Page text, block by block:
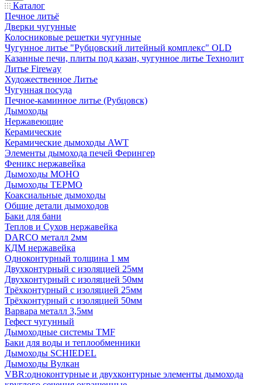
Каталог
Печное литьё
Дверки чугунные
Колосниковые решетки чугунные
Чугунное литье "Рубцовский литейный комплекс" OLD
Казанные печи, плиты под казан, чугунное литье Технолит
Литье Fireway
Художественное Литье
Чугунная посуда
Печное-каминное литье (Рубцовск)
Дымоходы
Нержавеющие
Керамические
Керамические дымоходы AWT
Элементы дымохода печей Ферингер
Феникс нержавейка
Дымоходы МОНО
Дымоходы ТЕРМО
Коаксиальные дымоходы
Общие детали дымоходов
Баки для бани
Теплов и Сухов нержавейка
DARCO металл 2мм
КДМ нержавейка
Одноконтурный толщина 1 мм
Двухконтурный с изоляцией 25мм
Двухконтурный с изоляцией 50мм
Трёхконтурный с изоляцией 25мм
Трёхконтурный с изоляцией 50мм
Варвара металл 3,5мм
Гефест чугунный
Дымоходные системы TMF
Баки для воды и теплообменники
Дымоходы SCHIEDEL
Дымоходы Вулкан
VBR:одноконтурные и двухконтурные элементы дымохода